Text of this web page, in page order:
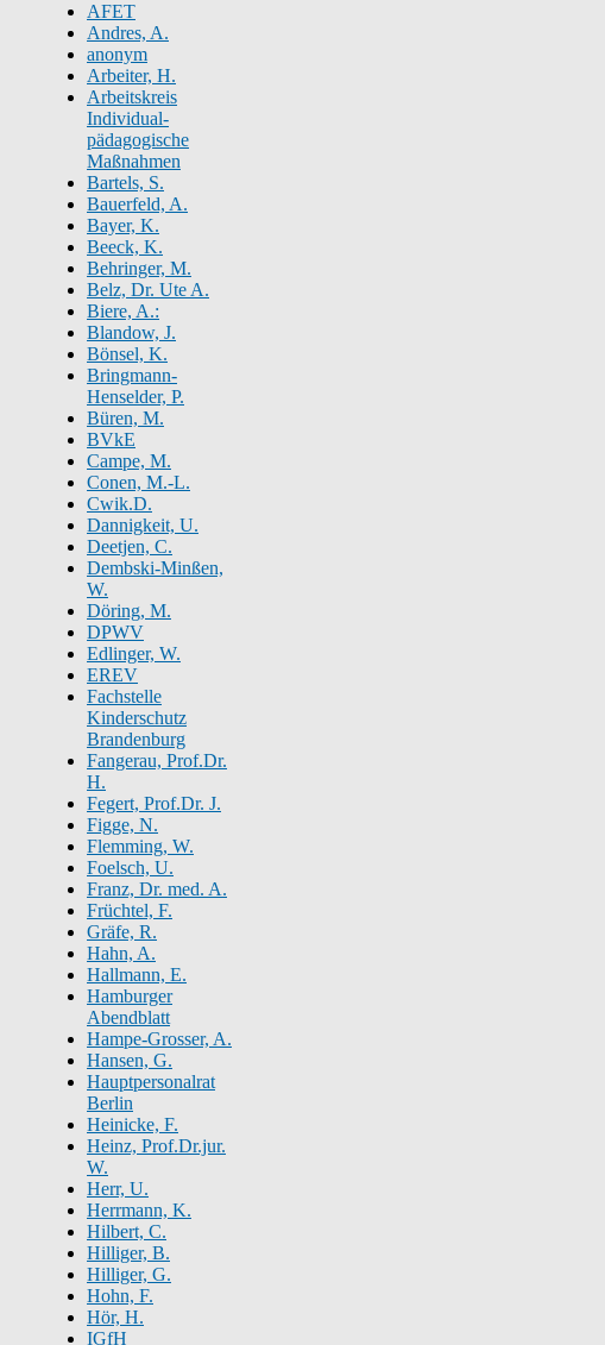
AFET
Andres, A.
anonym
Arbeiter, H.
Arbeitskreis
Individual-
pädagogische
Maßnahmen
Bartels, S.
Bauerfeld, A.
Bayer, K.
Beeck, K.
Behringer, M.
Belz, Dr. Ute A.
Biere, A.:
Blandow, J.
Bönsel, K.
Bringmann-
Henselder, P.
Büren, M.
BVkE
Campe, M.
Conen, M.-L.
Cwik.D.
Dannigkeit, U.
Deetjen, C.
Dembski-Minßen,
W.
Döring, M.
DPWV
Edlinger, W.
EREV
Fachstelle
Kinderschutz
Brandenburg
Fangerau, Prof.Dr.
H.
Fegert, Prof.Dr. J.
Figge, N.
Flemming, W.
Foelsch, U.
Franz, Dr. med. A.
Früchtel, F.
Gräfe, R.
Hahn, A.
Hallmann, E.
Hamburger
Abendblatt
Hampe-Grosser, A.
Hansen, G.
Hauptpersonalrat
Berlin
Heinicke, F.
Heinz, Prof.Dr.jur.
W.
Herr, U.
Herrmann, K.
Hilbert, C.
Hilliger, B.
Hilliger, G.
Hohn, F.
Hör, H.
IGfH